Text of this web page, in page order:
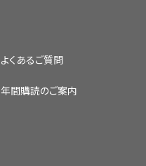
よくあるご質問
年間購読のご案内